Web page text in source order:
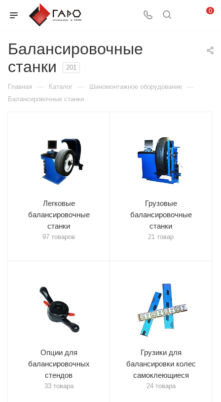
0
Балансировочные
станки
201
Главная — Каталог — Шиномонтажное оборудование —
Балансировочные станки
Легковые
балансировочные
станки
97 товаров
Грузовые
балансировочные
станки
21 товар
Опции для
балансировочных
стендов
33 товара
Грузики для
балансировки колес
самоклеющиеся
24 товара